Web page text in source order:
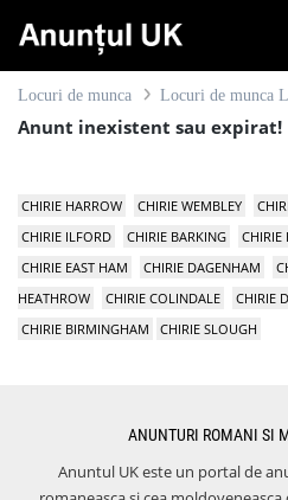
Locuri de munca Locuri de munca
Anunt inexistent sau expirat!
CHIRIE HARROW CHIRIE WEMBLEY
CHIRIE ILFORD
CHIRIE BARKING CHIRIE
CHIRIE EAST HAM
CHIRIE DAGENHAM
HEATHROW
CHIRIE COLINDALE CHIRIE
CHIRIE BIRMINGHAM
CHIRIE SLOUGH
ANUNTURI ROMANI SI
Anuntul UK este un portal de